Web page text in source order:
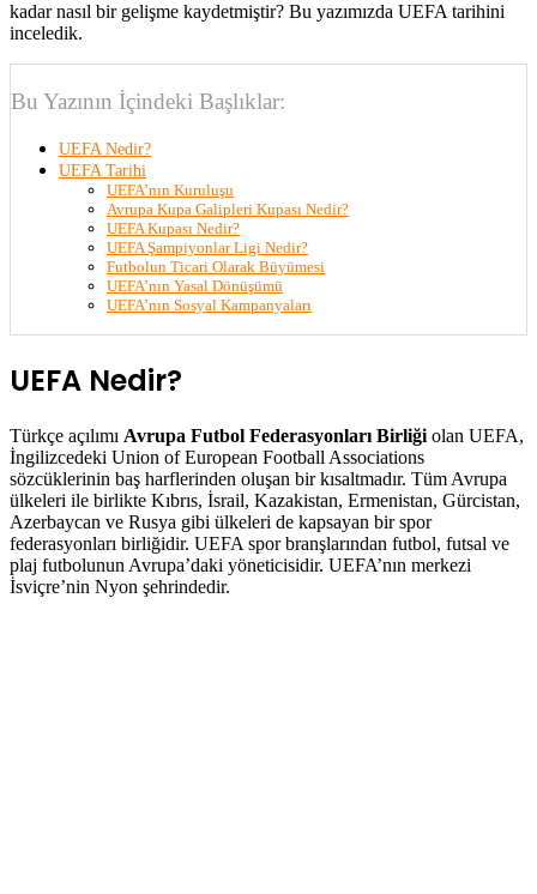
kadar nasıl bir gelişme kaydetmiştir? Bu yazımızda UEFA tarihini
inceledik.
Bu Yazının İçindeki Başlıklar:
UEFA Nedir?
UEFA Tarihi
UEFA’nın Kuruluşu
Avrupa Kupa Galipleri Kupası Nedir?
UEFA Kupası Nedir?
UEFA Şampiyonlar Ligi Nedir?
Futbolun Ticari Olarak Büyümesi
UEFA’nın Yasal Dönüşümü
UEFA’nın Sosyal Kampanyaları
UEFA Nedir?
Türkçe açılımı Avrupa Futbol Federasyonları Birliği olan UEFA,
İngilizcedeki Union of European Football Associations
sözcüklerinin baş harflerinden oluşan bir kısaltmadır. Tüm Avrupa
ülkeleri ile birlikte Kıbrıs, İsrail, Kazakistan, Ermenistan, Gürcistan,
Azerbaycan ve Rusya gibi ülkeleri de kapsayan bir spor
federasyonları birliğidir. UEFA spor branşlarından futbol, futsal ve
plaj futbolunun Avrupa’daki yöneticisidir. UEFA’nın merkezi
İsviçre’nin Nyon şehrindedir.